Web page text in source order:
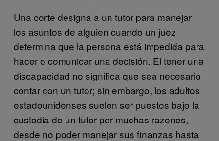
Una corte designa a un tutor para manejar
los asuntos de alguien cuando un juez
determina que la persona está impedida para
hacer o comunicar una decisión. El tener una
discapacidad no significa que sea necesario
contar con un tutor; sin embargo, los adultos
estadounidenses suelen ser puestos bajo la
custodia de un tutor por muchas razones,
desde no poder manejar sus finanzas hasta